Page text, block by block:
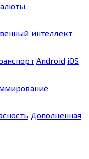
интеллект
Android iOS
Дополненная